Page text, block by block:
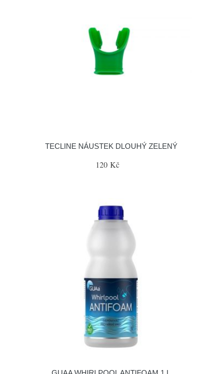
TECLINE NÁUSTEK DLOUHÝ ZELENÝ
120 Kč